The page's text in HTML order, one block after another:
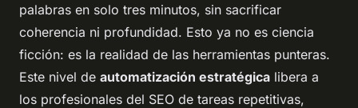
palabras en solo tres minutos, sin sacrificar
coherencia ni profundidad. Esto ya no es ciencia
ficción: es la realidad de las herramientas punteras.
Este nivel de automatización estratégica libera a
los profesionales del SEO de tareas repetitivas,